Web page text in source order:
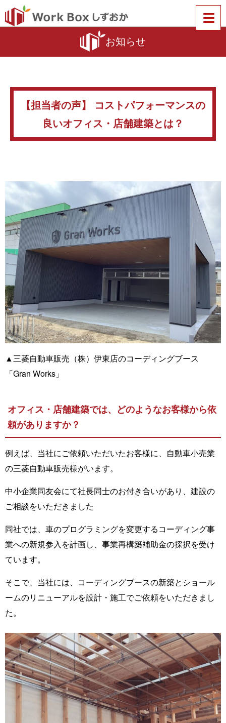
お知らせ
【担当者の声】 コストパフォーマンスの
良いオフィス・店舗建築とは？
▲三菱自動車販売（株）伊東店のコーディングブース
「Gran Works」
オフィス・店舗建築では、どのようなお客様から依
頼がありますか？
例えば、当社にご依頼いただいたお客様に、自動車小売業
の三菱自動車販売様がいます。
中小企業同友会にて社長同士のお付き合いがあり、建設の
ご相談をいただきました
同社では、車のプログラミングを変更するコーディング事
業への新規参入を計画し、事業再構築補助金の採択を受け
ています。
そこで、当社には、コーディングブースの新築とショール
ームのリニューアルを設計・施工でご依頼をいただきまし
た。